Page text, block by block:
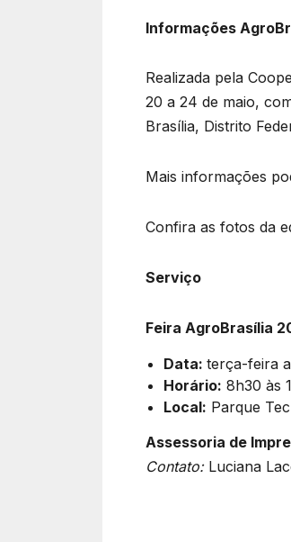
Informações
Realizada pela
20 a 24 de maio,
Brasília, Distrito
Mais informações
Confira as fotos da
Serviço
Feira AgroBrasília
Data: terça-feira
Horário: 8h30 às
Local: Parque
Assessoria de
Contato:Luciana